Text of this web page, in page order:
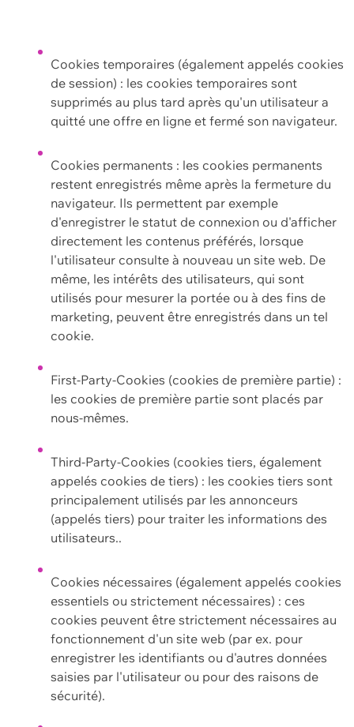
Cookies temporaires (également appelés cookies
de session) : les cookies temporaires sont
supprimés au plus tard après qu'un utilisateur a
quitté une offre en ligne et fermé son navigateur.
Cookies permanents : les cookies permanents
restent enregistrés même après la fermeture du
navigateur. Ils permettent par exemple
d'enregistrer le statut de connexion ou d'afficher
directement les contenus préférés, lorsque
l'utilisateur consulte à nouveau un site web. De
même, les intérêts des utilisateurs, qui sont
utilisés pour mesurer la portée ou à des fins de
marketing, peuvent être enregistrés dans un tel
cookie.
First-Party-Cookies (cookies de première partie) :
les cookies de première partie sont placés par
nous-mêmes.
Third-Party-Cookies (cookies tiers, également
appelés cookies de tiers) : les cookies tiers sont
principalement utilisés par les annonceurs
(appelés tiers) pour traiter les informations des
utilisateurs..
Cookies nécessaires (également appelés cookies
essentiels ou strictement nécessaires) : ces
cookies peuvent être strictement nécessaires au
fonctionnement d'un site web (par ex. pour
enregistrer les identifiants ou d'autres données
saisies par l'utilisateur ou pour des raisons de
sécurité).